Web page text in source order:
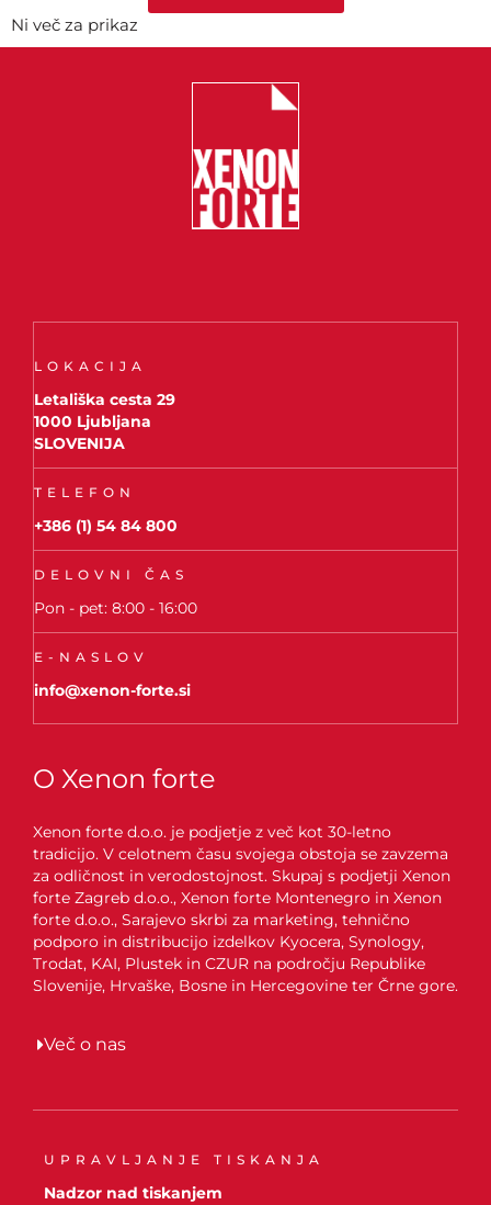
Ni več za prikaz
LOKACIJA
Letališka cesta 29
1000 Ljubljana
SLOVENIJA
TELEFON
+386 (1) 54 84 800
DELOVNI ČAS
Pon - pet: 8:00 - 16:00
E-NASLOV
info@xenon-forte.si
O Xenon forte
Xenon forte d.o.o. je podjetje z več kot 30-letno
tradicijo. V celotnem času svojega obstoja se zavzema
za odličnost in verodostojnost. Skupaj s podjetji Xenon
forte Zagreb d.o.o., Xenon forte Montenegro in Xenon
forte d.o.o., Sarajevo skrbi za marketing, tehnično
podporo in distribucijo izdelkov Kyocera, Synology,
Trodat, KAI, Plustek in CZUR na področju Republike
Slovenije, Hrvaške, Bosne in Hercegovine ter Črne gore.
Več o nas
UPRAVLJANJE TISKANJA
Nadzor nad tiskanjem